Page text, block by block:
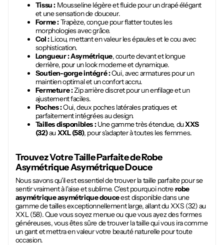
Tissu :Mousseline légère et fluide pour un drapé élégant
et une sensation de douceur.
Forme :Trapèze, conçue pour flatter toutes les
morphologies avec grâce.
Col :Licou, mettant en valeur les épaules et le cou avec
sophistication.
Longueur :Asymétrique, courte devant et longue
derrière, pour un look moderne et dynamique.
Soutien-gorge intégré :Oui, avec armatures pour un
maintien optimal et un confort accru.
Fermeture :Zip arrière discret pour un enfilage et un
ajustement faciles.
Poches :Oui, deux poches latérales pratiques et
parfaitement intégrées au design.
Tailles disponibles :Une gamme très étendue, duXXS
(32)auXXL (58), pour s'adapter à toutes les femmes.
Trouvez Votre Taille Parfaite deRobe
Asymétrique Asymétrique Douce
Nous savons qu'il est essentiel de trouver la taille parfaite pour se
sentir vraiment à l'aise et sublime. C'est pourquoi notrerobe
asymétrique asymétrique douceest disponible dans une
gamme de tailles exceptionnellement large, allant du XXS (32) au
XXL (58). Que vous soyez menue ou que vous ayez des formes
généreuses, vous êtes sûre de trouver la taille qui vous ira comme
un gant et mettra en valeur votre beauté naturelle pour toute
occasion.